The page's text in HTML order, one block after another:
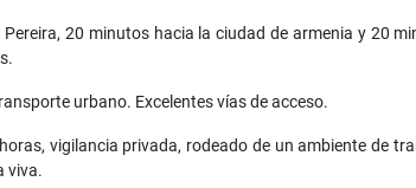
20 minutos hacia la ciudad de armenia y 20
urbano. Excelentes vías de acceso.
vigilancia privada, rodeado de un ambiente de
viva.